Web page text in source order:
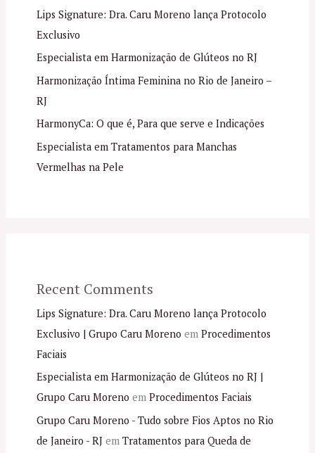
Lips Signature: Dra. Caru Moreno lança Protocolo
Exclusivo
Especialista em Harmonização de Glúteos no RJ
Harmonização Íntima Feminina no Rio de Janeiro –
RJ
HarmonyCa: O que é, Para que serve e Indicações
Especialista em Tratamentos para Manchas
Vermelhas na Pele
Recent Comments
Lips Signature: Dra. Caru Moreno lança Protocolo
Exclusivo | Grupo Caru Moreno em Procedimentos
Faciais
Especialista em Harmonização de Glúteos no RJ |
Grupo Caru Moreno em Procedimentos Faciais
Grupo Caru Moreno - Tudo sobre Fios Aptos no Rio
de Janeiro - RJem Tratamentos para Queda de